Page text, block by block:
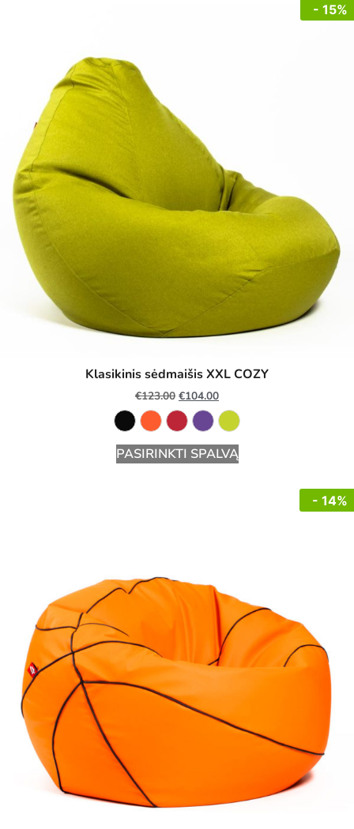
- 15%
Klasikinis sėdmaišis XXL COZY
€123.00 €104.00
PASIRINKTI SPALVĄ
- 14%